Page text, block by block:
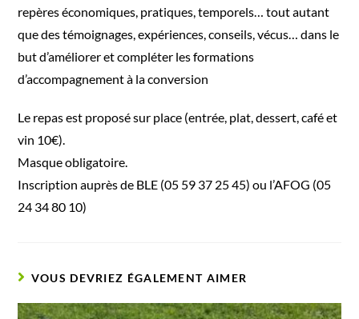
repères économiques, pratiques, temporels… tout autant
que des témoignages, expériences, conseils, vécus… dans le
but d’améliorer et compléter les formations
d’accompagnement à la conversion
Le repas est proposé sur place (entrée, plat, dessert, café et
vin 10€).
Masque obligatoire.
Inscription auprès de BLE (05 59 37 25 45) ou l’AFOG (05
24 34 80 10)
VOUS DEVRIEZ ÉGALEMENT AIMER